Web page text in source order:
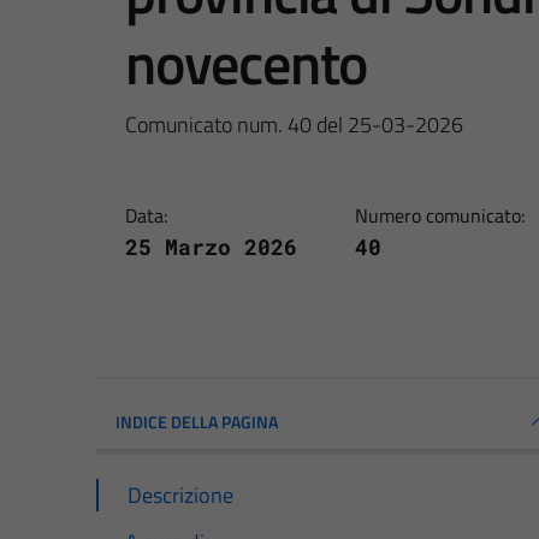
novecento
Comunicato num. 40 del 25-03-2026
Data:
25 Marzo 2026
Numero comunicato:
40
INDICE DELLA PAGINA
Descrizione